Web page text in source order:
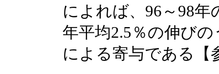
によれば、96～98
年平均2.5％の伸び
による寄与である【